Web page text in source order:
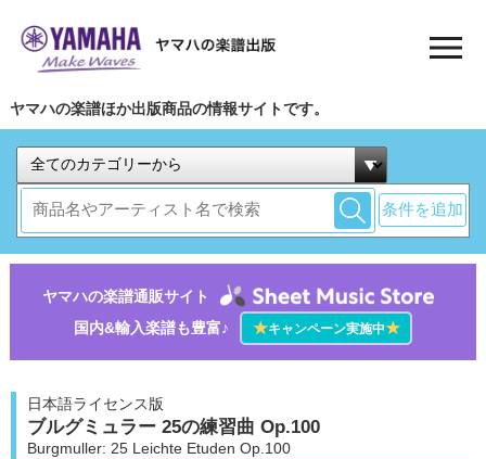
ヤマハの楽譜ほか出版商品の情報サイトです。
条件を追加
ヤマハの楽譜通販サイト
国内&輸入楽譜も豊富♪
★キャンペーン実施中★
日本語ライセンス版
ブルグミュラー 25の練習曲 Op.100
Burgmuller: 25 Leichte Etuden Op.100